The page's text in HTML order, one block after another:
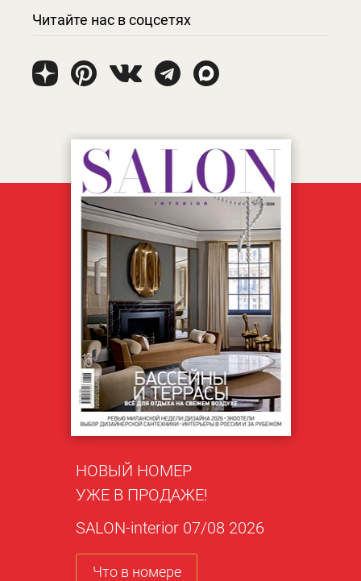
Читайте нас в соцсетях
НОВЫЙ НОМЕР
УЖЕ В ПРОДАЖЕ!
SALON-interior 07/08 2026
Что в номере